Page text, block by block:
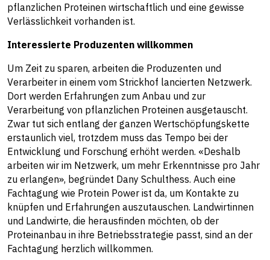
pflanzlichen Proteinen wirtschaftlich und eine gewisse
Verlässlichkeit vorhanden ist.
Interessierte Produzenten willkommen
Um Zeit zu sparen, arbeiten die Produzenten und
Verarbeiter in einem vom Strickhof lancierten Netzwerk.
Dort werden Erfahrungen zum Anbau und zur
Verarbeitung von pflanzlichen Proteinen ausgetauscht.
Zwar tut sich entlang der ganzen Wertschöpfungskette
erstaunlich viel, trotzdem muss das Tempo bei der
Entwicklung und Forschung erhöht werden. «Deshalb
arbeiten wir im Netzwerk, um mehr Erkenntnisse pro Jahr
zu erlangen», begründet Dany Schulthess. Auch eine
Fachtagung wie Protein Power ist da, um Kontakte zu
knüpfen und Erfahrungen auszutauschen. Landwirtinnen
und Landwirte, die herausfinden möchten, ob der
Proteinanbau in ihre Betriebsstrategie passt, sind an der
Fachtagung herzlich willkommen.